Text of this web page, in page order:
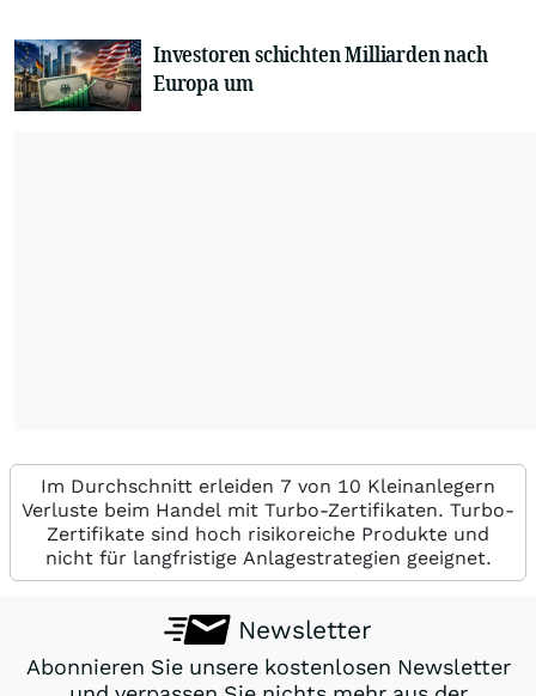
Investoren schichten Milliarden nach
Europa um
Im Durchschnitt erleiden 7 von 10 Kleinanlegern
Verluste beim Handel mit Turbo-Zertifikaten. Turbo-
Zertifikate sind hoch risikoreiche Produkte und
nicht für langfristige Anlagestrategien geeignet.
Newsletter
Abonnieren Sie unsere kostenlosen Newsletter